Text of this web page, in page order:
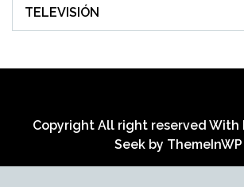
TELEVISIÓN
Copyright All right reserved With
Seek by ThemeInWP